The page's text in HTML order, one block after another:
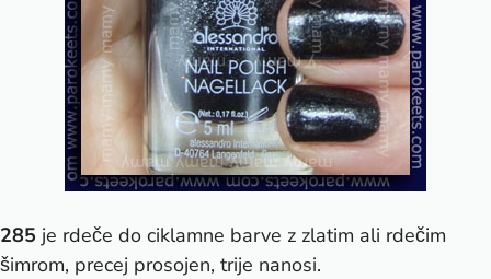
285 je rdeče do ciklamne barve z zlatim ali rdečim
šimrom, precej prosojen, trije nanosi.